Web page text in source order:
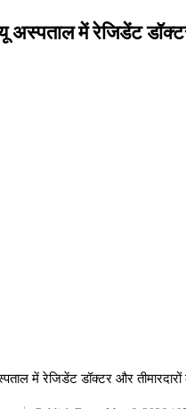
अस्पताल में रेजिडेंट
में रेजिडेंट डॉक्टर और